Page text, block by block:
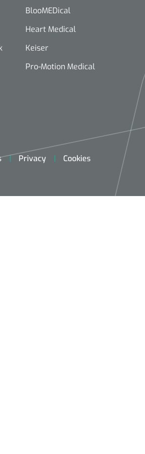
BlooMEDical
Heart Medical
Keiser
Pro-Motion Medical
Privacy Cookies